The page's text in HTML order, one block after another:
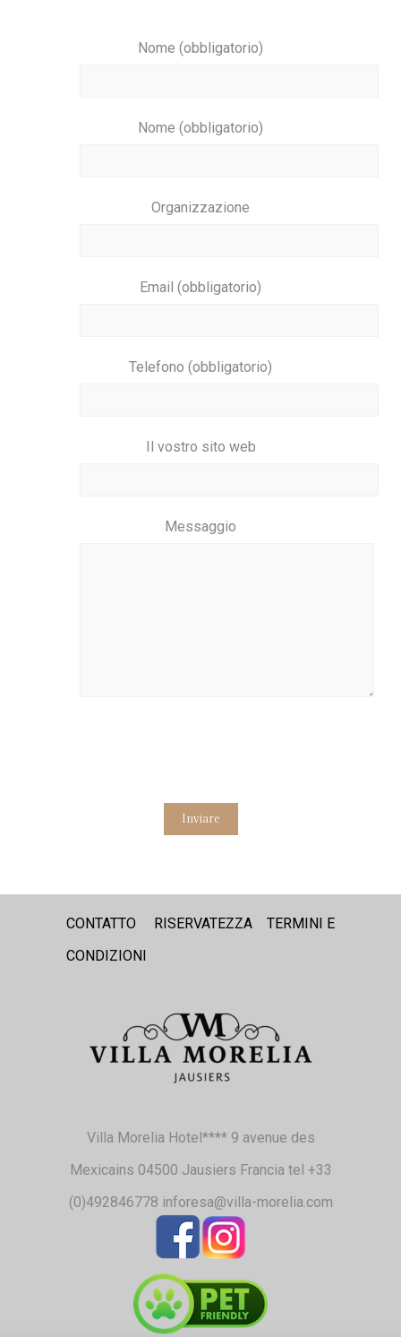
Nome (obbligatorio)
Nome (obbligatorio)
Organizzazione
Email (obbligatorio)
Telefono (obbligatorio)
Il vostro sito web
Messaggio
CONTATTO RISERVATEZZA
TERMINI E
CONDIZIONI
Villa Morelia Hotel**** 9 avenue des
Mexicains 04500 Jausiers Francia tel +33
(0)492846778 inforesa@villa-morelia.com